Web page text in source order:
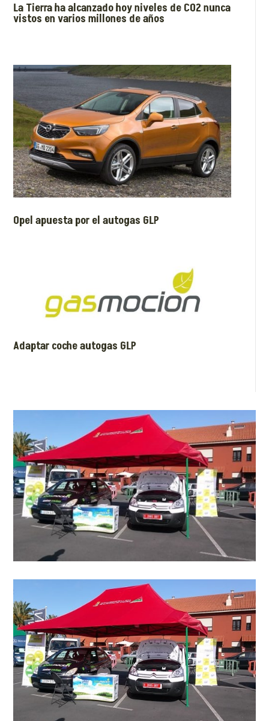
La Tierra ha alcanzado hoy niveles de CO2 nunca
vistos en varios millones de años
Opel apuesta por el autogas GLP
Adaptar coche autogas GLP